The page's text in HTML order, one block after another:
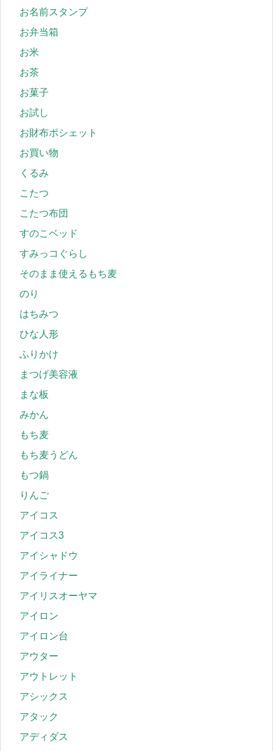
お名前スタンプ
お弁当箱
お米
お茶
お菓子
お試し
お財布ポシェット
お買い物
くるみ
こたつ
こたつ布団
すのこベッド
すみっコぐらし
そのまま使えるもち麦
のり
はちみつ
ひな人形
ふりかけ
まつげ美容液
まな板
みかん
もち麦
もち麦うどん
もつ鍋
りんご
アイコス
アイコス3
アイシャドウ
アイライナー
アイリスオーヤマ
アイロン
アイロン台
アウター
アウトレット
アシックス
アタック
アディダス